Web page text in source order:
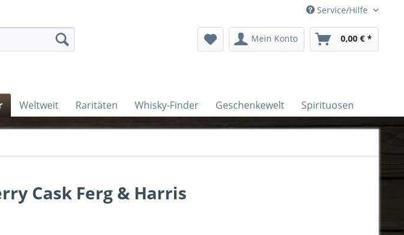
Service/Hilfe
Mein Konto 0,00 € *
Weltweit Raritäten Whisky-Finder Geschenkewelt Spirituosen
Cask Ferg & Harris